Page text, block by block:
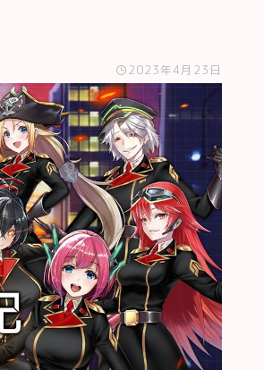
2023年4月23日